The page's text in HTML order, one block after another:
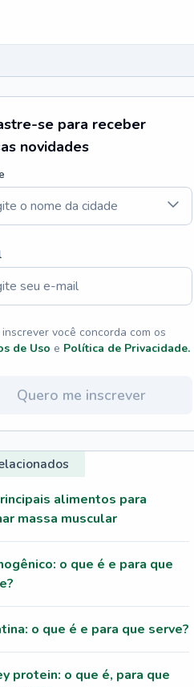
se para receber
novidades
você concorda com os
de Uso e Política de Privacidade.
Quero me inscrever
alimentos para
massa muscular
o que é e para que
o que é e para que serve?
protein: o que é, para que